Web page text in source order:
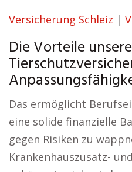
Versicherung Schleiz |
Die Vorteile unsere
Das ermöglicht
eine solide finanzielle
gegen Risiken zu
Krankenhauszusatz-